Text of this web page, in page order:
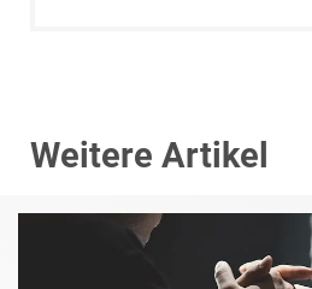
Weitere Artikel